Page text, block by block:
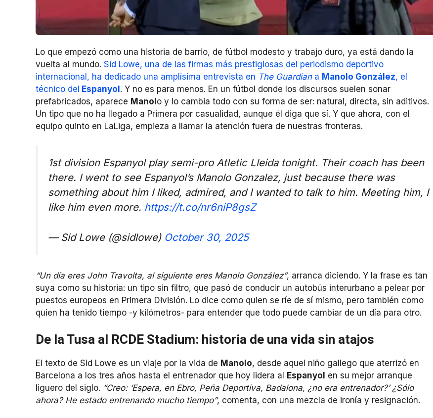
Lo que empezó como una historia de barrio, de fútbol modesto y trabajo duro, ya está dando la
vuelta al mundo. Sid Lowe, una de las firmas más prestigiosas del periodismo deportivo
internacional, ha dedicado una amplísima entrevista en The Guardiana Manolo González, el
técnico del Espanyol . Y no es para menos. En un fútbol donde los discursos suelen sonar
prefabricados, aparece Manol o y lo cambia todo con su forma de ser: natural, directa, sin aditivos.
Un tipo que no ha llegado a Primera por casualidad, aunque él diga que sí. Y que ahora, con el
equipo quinto en LaLiga, empieza a llamar la atención fuera de nuestras fronteras.
1st division Espanyol play semi-pro Atletic Lleida tonight. Their coach has been
there. I went to see Espanyol’s Manolo Gonzalez, just because there was
something about him I liked, admired, and I wanted to talk to him. Meeting him, I
like him even more. https://t.co/nr6niP8gsZ
— Sid Lowe (@sidlowe) October 30, 2025
“Un día eres John Travolta, al siguiente eres Manolo González”, arranca diciendo. Y la frase es tan
suya como su historia: un tipo sin filtro, que pasó de conducir un autobús interurbano a pelear por
puestos europeos en Primera División. Lo dice como quien se ríe de sí mismo, pero también como
quien ha tenido tiempo -y kilómetros- para entender que todo puede cambiar de un día para otro.
De la Tusa al RCDE Stadium: historia de una vida sin atajos
El texto de Sid Lowe es un viaje por la vida de Manolo, desde aquel niño gallego que aterrizó en
Barcelona a los tres años hasta el entrenador que hoy lidera al Espanyol en su mejor arranque
liguero del siglo. “Creo: ‘Espera, en Ebro, Peña Deportiva, Badalona, ¿no era entrenador?’ ¿Sólo
ahora? He estado entrenando mucho tiempo”, comenta, con una mezcla de ironía y resignación.